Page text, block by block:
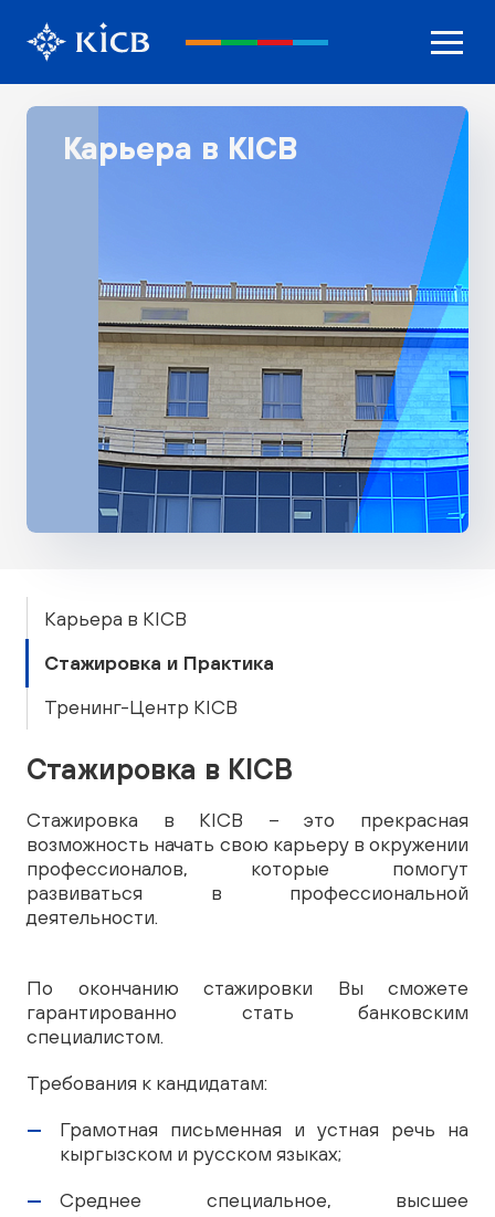
Карьера в KICB
Карьера в KICB
Стажировка и Практика
Тренинг-Центр KICB
Стажировка в KICB
Стажировка в KICB – это прекрасная
возможность начать свою карьеру в окружении
профессионалов, которые помогут
развиваться в профессиональной
деятельности.
По окончанию стажировки Вы сможете
гарантированно стать банковским
специалистом.
Требования к кандидатам:
Грамотная письменная и устная речь на
кыргызском и русском языках;
Среднее специальное, высшее